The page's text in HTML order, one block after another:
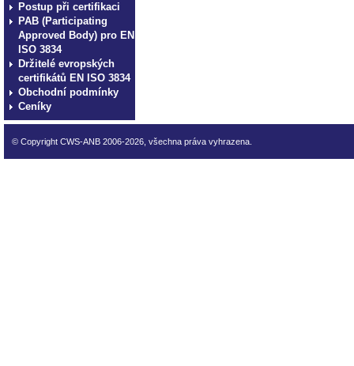
Postup při certifikaci
PAB (Participating
Approved Body) pro EN
ISO 3834
Držitelé evropských
certifikátů EN ISO 3834
Obchodní podmínky
Ceníky
© Copyright CWS-ANB 2006-2026, všechna práva vyhrazena.